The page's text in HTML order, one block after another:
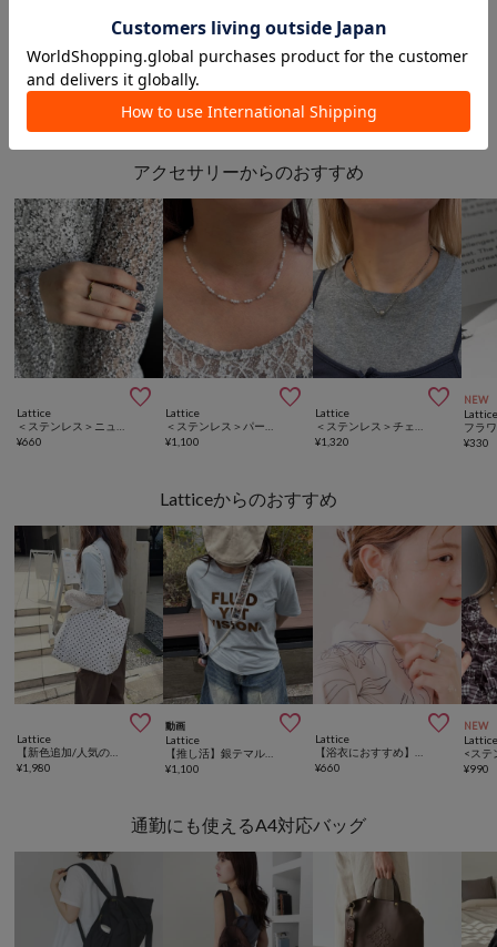
このアイテムを見た人は
こんなアイテムも見ています
アクセサリーからのおすすめ

Lattice
¥660

Lattice
¥1,100

Lattice
¥1,320
NEW
¥330
Latticeからのおすすめ

Lattice
¥1,980
動画 
Lattice
¥1,100

Lattice
¥660
NEW
¥990
通勤にも使えるA4対応バッグ